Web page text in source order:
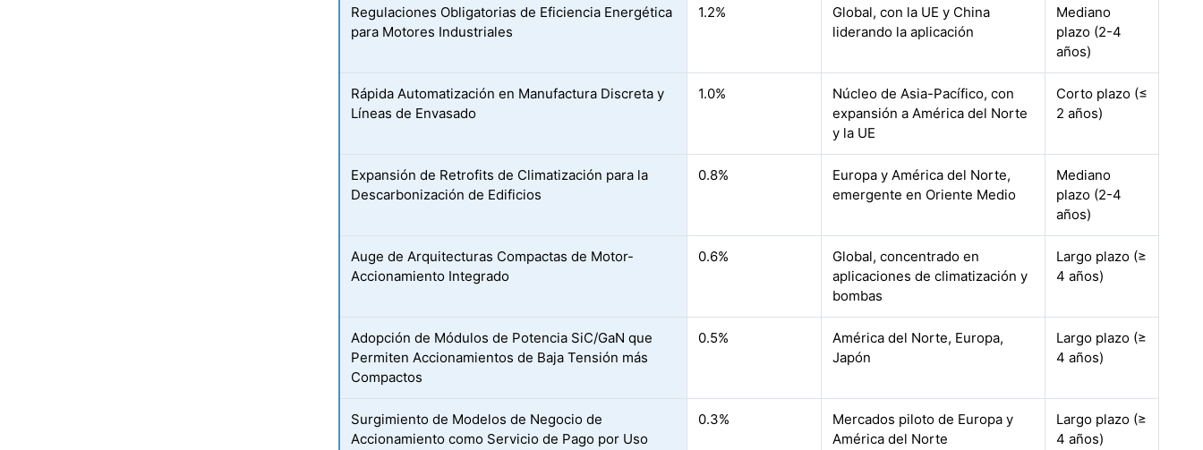
Regulaciones Obligatorias de Eficiencia Energética
para Motores Industriales
1.2%
Global, con la UE y China
liderando la aplicación
Mediano
plazo (2-4
años)
Rápida Automatización en Manufactura Discreta y
Líneas de Envasado
1.0%
Núcleo de Asia-Pacífico, con
expansión a América del Norte
y la UE
Corto plazo (≤
2 años)
Expansión de Retrofits de Climatización para la
Descarbonización de Edificios
0.8%
Europa y América del Norte,
emergente en Oriente Medio
Mediano
plazo (2-4
años)
Auge de Arquitecturas Compactas de Motor-
Accionamiento Integrado
0.6%
Global, concentrado en
aplicaciones de climatización y
bombas
Largo plazo (≥
4 años)
Adopción de Módulos de Potencia SiC/GaN que
Permiten Accionamientos de Baja Tensión más
Compactos
0.5%
América del Norte, Europa,
Japón
Largo plazo (≥
4 años)
Surgimiento de Modelos de Negocio de
Accionamiento como Servicio de Pago por Uso
0.3%
Mercados piloto de Europa y
América del Norte
Largo plazo (≥
4 años)